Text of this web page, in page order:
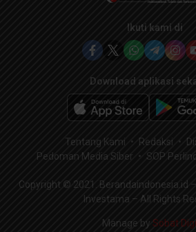
Ikuti kami di
Download aplikasi
Tentang Kami Redaksi
Pedoman Media Siber
SOP
Copyright © 2021. Berandaindonesia.id
Investama – All Rights
Manage by Sobat